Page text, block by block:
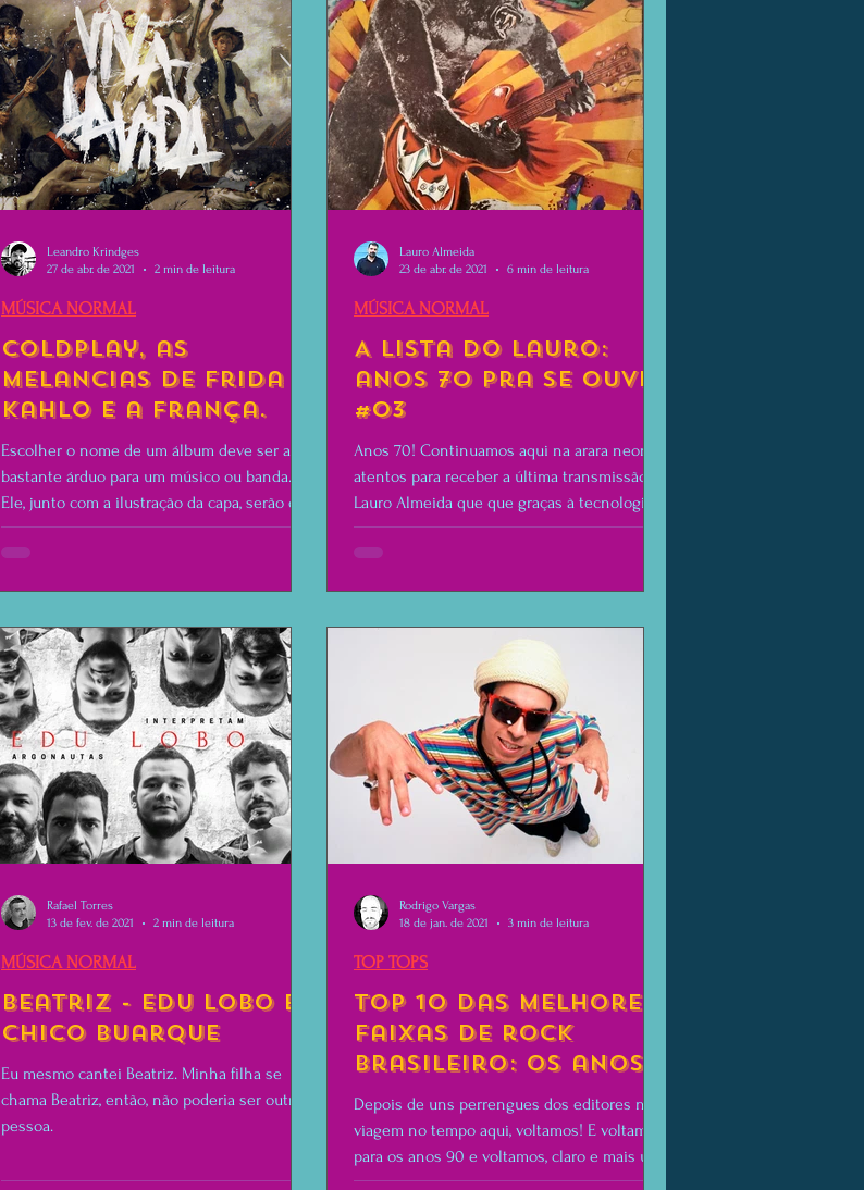
Coldplay, as
Melancias de Frida
Kahlo e a França.
Escolher o nome de um álbum deve ser algo
bastante árduo para um músico ou banda.
Ele, junto com a ilustração da capa, serão os
cartões...
MÚSICA NORMAL
Leandro Krindges
27 de abr. de 2021
2 min de leitura
A lista do lauro:
anos 70 pra se ouvir
#03
Anos 70! Continuamos aqui na arara neon
atentos para receber a última transmissão de
Lauro Almeida que que graças à tecnologia
de ponta...
MÚSICA NORMAL
Lauro Almeida
23 de abr. de 2021
6 min de leitura
Beatriz - Edu Lobo e
Chico Buarque
Eu mesmo cantei Beatriz. Minha filha se
chama Beatriz, então, não poderia ser outra
pessoa.
MÚSICA NORMAL
Rafael Torres
13 de fev. de 2021
2 min de leitura
Top 10 das melhores
faixas de rock
brasileiro: os anos
90!
Depois de uns perrengues dos editores na
viagem no tempo aqui, voltamos! E voltamos
para os anos 90 e voltamos, claro e mais uma
vez com...
TOP TOPS
Rodrigo Vargas
18 de jan. de 2021
3 min de leitura